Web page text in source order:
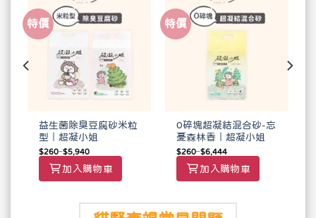
特價
益生菌除臭豆腐砂米粒
型｜超凝小姐
$260–$5,940
加入購物車
特價
0碎塊超凝結混合砂-忘
憂森林香｜超凝小姐
$260–$6,444
加入購物車